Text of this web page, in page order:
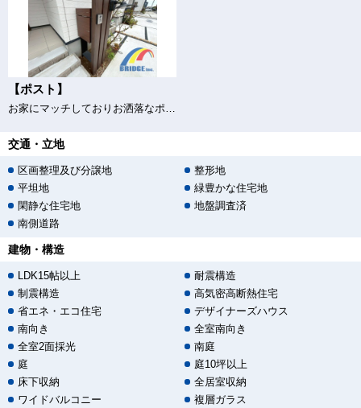
【ポスト】
お家にマッチしておりお洒落なポスト
交通・立地
区画整理及び分譲地
整形地
平坦地
緑豊かな住宅地
閑静な住宅地
地盤調査済
南側道路
建物・構造
LDK15帖以上
耐震構造
制震構造
高気密高断熱住宅
省エネ・エコ住宅
デザイナーズハウス
南向き
全室南向き
全室2面採光
南庭
庭
庭10坪以上
床下収納
全居室収納
ワイドバルコニー
複層ガラス